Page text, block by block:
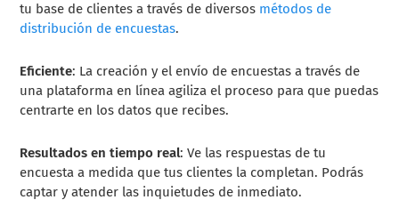
tu base de clientes a través de diversos métodos de
distribución de encuestas.
Eficiente: La creación y el envío de encuestas a través de
una plataforma en línea agiliza el proceso para que puedas
centrarte en los datos que recibes.
Resultados en tiempo real: Ve las respuestas de tu
encuesta a medida que tus clientes la completan. Podrás
captar y atender las inquietudes de inmediato.